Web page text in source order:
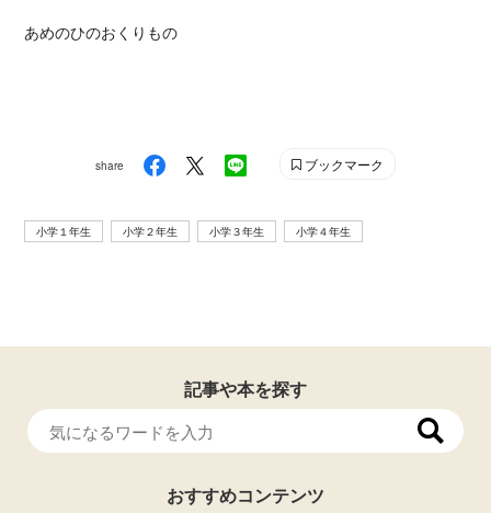
あめのひのおくりもの
share ブックマーク
小学１年生 小学２年生 小学３年生 小学４年生
記事や本を探す
おすすめコンテンツ